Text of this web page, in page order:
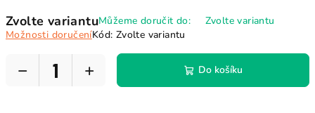
cena:
Zvolte variantuMůžeme doručit do:
Zvolte variantu
Možnosti doručeníKód: Zvolte variantu
+
− Do košíku